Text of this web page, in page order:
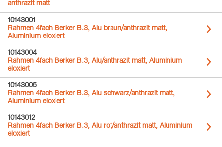
anthrazit matt
10143001
Rahmen 4fach Berker B.3, Alu braun/anthrazit matt,
Aluminium eloxiert
10143004
Rahmen 4fach Berker B.3, Alu/anthrazit matt, Aluminium
eloxiert
10143005
Rahmen 4fach Berker B.3, Alu schwarz/anthrazit matt,
Aluminium eloxiert
10143012
Rahmen 4fach Berker B.3, Alu rot/anthrazit matt, Aluminium
eloxiert